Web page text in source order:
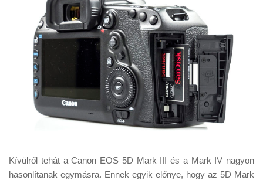
Kívülről tehát a Canon EOS 5D Mark III és a Mark IV nagyon
hasonlítanak egymásra. Ennek egyik előnye, hogy az 5D Mark